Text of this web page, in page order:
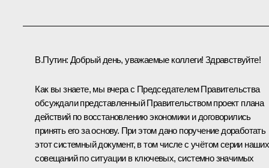
В.Путин: Добрый день, уважаемые коллеги! Здравствуйте!
Как вы знаете, мы вчера с Председателем Правительства
обсуждали представленный Правительством проект плана
действий по восстановлению экономики и договорились
принять его за основу. При этом дано поручение доработать
этот системный документ, в том числе с учётом серии наших
совещаний по ситуации в ключевых, системно значимых